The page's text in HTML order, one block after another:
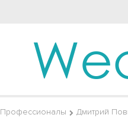
Профессионалы Дмитрий